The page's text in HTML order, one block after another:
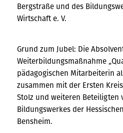
Bergstraße und des
Wirtschaft e. V.
Grund zum Jubel: Die
Weiterbildungsmaßnahme
pädagogischen Mitarbeiterin
zusammen mit der Ersten
Stolz und weiteren Beteiligten
Bildungswerkes der
Bensheim.